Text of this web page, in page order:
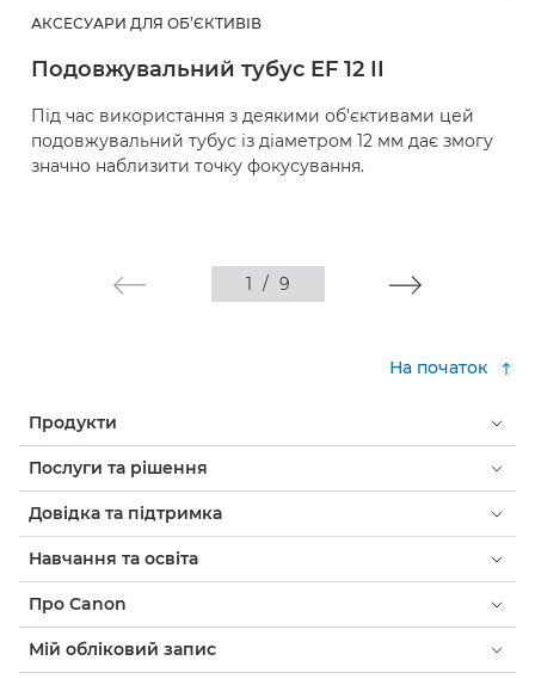
АКСЕСУАРИ ДЛЯ ОБ’ЄКТИВІВ
Подовжувальний тубус EF 12 II
Під час використання з деякими об’єктивами цей
подовжувальний тубус із діаметром 12 мм дає змогу
значно наблизити точку фокусування.
1 / 9
На початок
Продукти
Послуги та рішення
Довідка та підтримка
Навчання та освіта
Про Canon
Мій обліковий запис